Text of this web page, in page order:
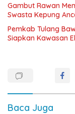
Gambut Rawan
Swasta Kepung
Pemkab Tulang
Siapkan Kawasan
Baca Juga